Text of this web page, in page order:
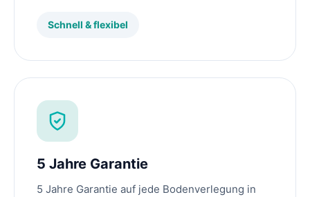
Schnell & flexibel
5 Jahre Garantie
5 Jahre Garantie auf jede Bodenverlegung in